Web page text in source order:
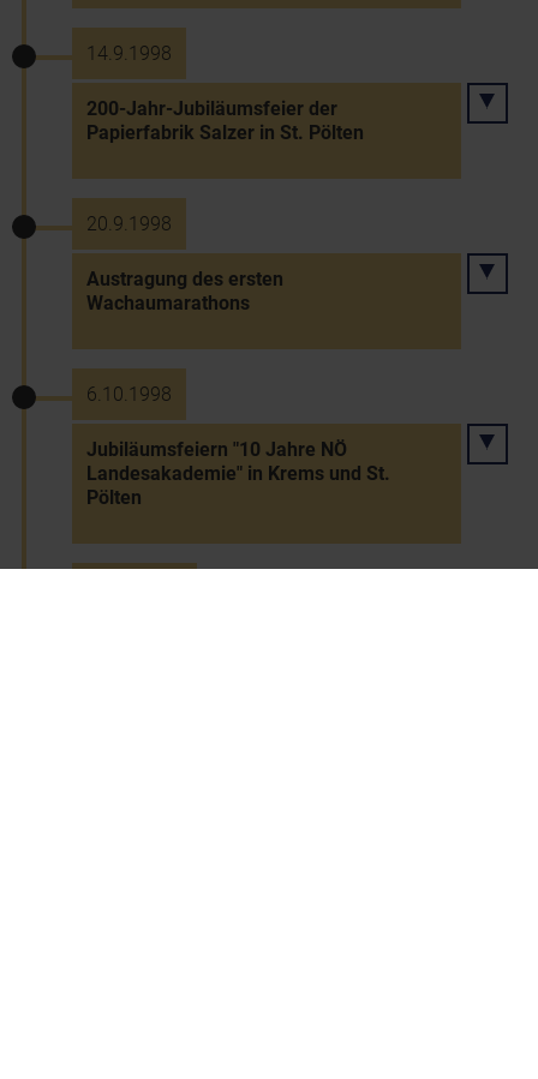
14.9.1998
200-Jahr-Jubiläumsfeier der
Papierfabrik Salzer in St. Pölten
20.9.1998
Austragung des ersten
Wachaumarathons
6.10.1998
Jubiläumsfeiern "10 Jahre NÖ
Landesakademie" in Krems und St.
Pölten